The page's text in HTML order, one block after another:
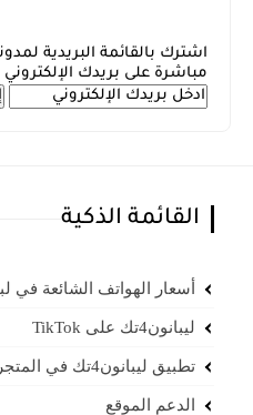
اشترك بالقائمة البريدية
مباشرة على بريدك الإلكتروني
القائمة الذكية
أسعار الهواتف الشائعة في
ليبانون4تك على TikTok
تطبيق ليبانون4تك في المتجر
الدعم الموقع